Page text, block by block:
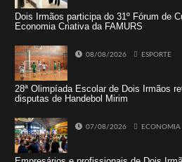
Dois Irmãos participa do 31º Fórum de
Economia Criativa da FAMURS
08/08/2026 ESPORTE
28ª Olimpíada Escolar de Dois Irmãos
disputas de Handebol Mirim
07/08/2026 ECONOMIA